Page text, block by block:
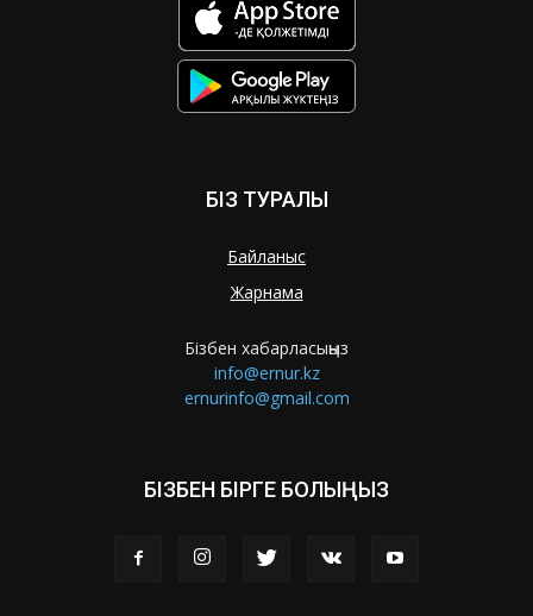
БІЗ ТУРАЛЫ
Байланыс
Жарнама
Бізбен хабарласыңыз
info@ernur.kz
ernurinfo@gmail.com
БІЗБЕН БІРГЕ БОЛЫҢЫЗ